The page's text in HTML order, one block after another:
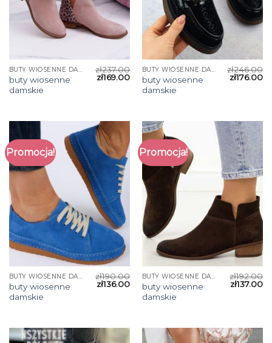
buty wiosenne
damskie
zł237.00
zł169.00
buty wiosenne
damskie
zł246.00
zł176.00
Promocja!
BUTY WIOSENNE DAMSKIE
buty wiosenne
damskie
zł190.00
zł136.00
Promocja!
BUTY WIOSENNE DAMSKIE
buty wiosenne
damskie
zł192.00
zł137.00